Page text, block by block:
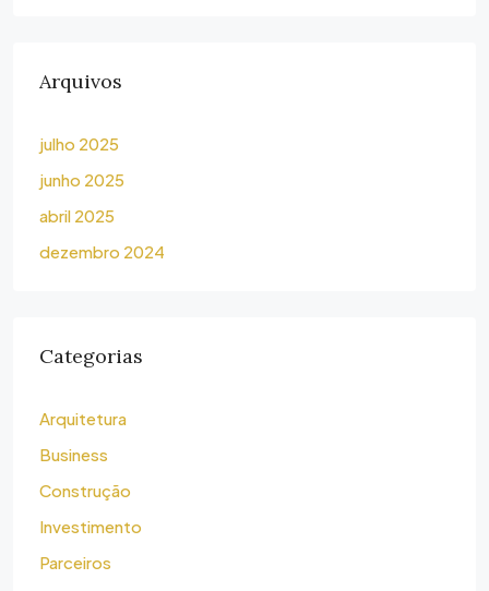
Arquivos
julho 2025
junho 2025
abril 2025
dezembro 2024
Categorias
Arquitetura
Business
Construção
Investimento
Parceiros